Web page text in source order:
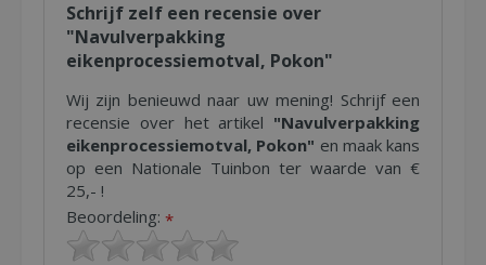
Schrijf zelf een recensie over
"Navulverpakking
eikenprocessiemotval, Pokon"
Wij zijn benieuwd naar uw mening! Schrijf een
recensie over het artikel "Navulverpakking
eikenprocessiemotval, Pokon" en maak kans
op een Nationale Tuinbon ter waarde van €
25,- !
Beoordeling: *